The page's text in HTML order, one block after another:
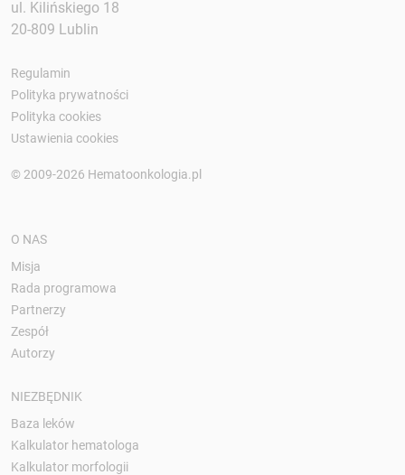
ul. Kilińskiego 18
20-809 Lublin
Regulamin
Polityka prywatności
Polityka cookies
Ustawienia cookies
© 2009-2026 Hematoonkologia.pl
O NAS
Misja
Rada programowa
Partnerzy
Zespół
Autorzy
NIEZBĘDNIK
Baza leków
Kalkulator hematologa
Kalkulator morfologii